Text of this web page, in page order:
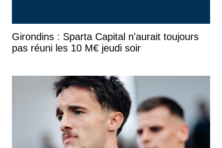
Girondins : Sparta Capital n'aurait toujours
pas réuni les 10 M€ jeudi soir